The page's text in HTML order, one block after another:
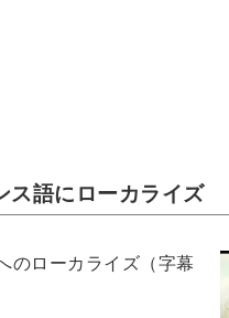
ス語にローカライズ
のローカライズ（字幕